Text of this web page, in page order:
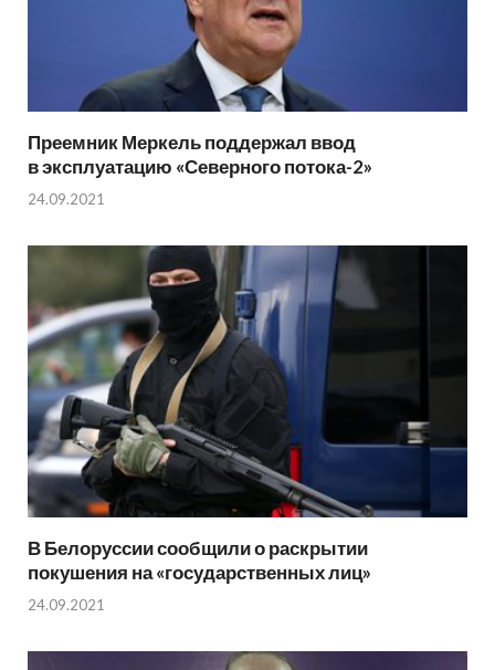
Преемник Меркель поддержал ввод
в эксплуатацию «Северного потока-2»
24.09.2021
В Белоруссии сообщили о раскрытии
покушения на «государственных лиц»
24.09.2021